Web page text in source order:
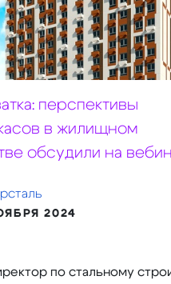
перспективы
в жилищном
обсудили на
2024
по стальному